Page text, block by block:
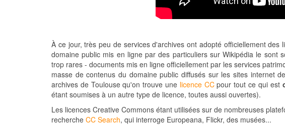
À ce jour, très peu de services d'archives ont adopté officiellement
domaine public mis en ligne par des particuliers sur Wikipédia le sont
trop rares - documents mis en ligne officiellement par les services
masse de contenus du domaine public diffusés sur les sites internet
archives de Toulouse qu'on trouve une licence CCpour tout ce qui est
étant soumises à un autre type de licence, toutes aussi ouvertes).
Les licences Creative Commons étant utilisées sur de nombreuses
recherche CC Search, qui interroge Europeana, Flickr, des musées...